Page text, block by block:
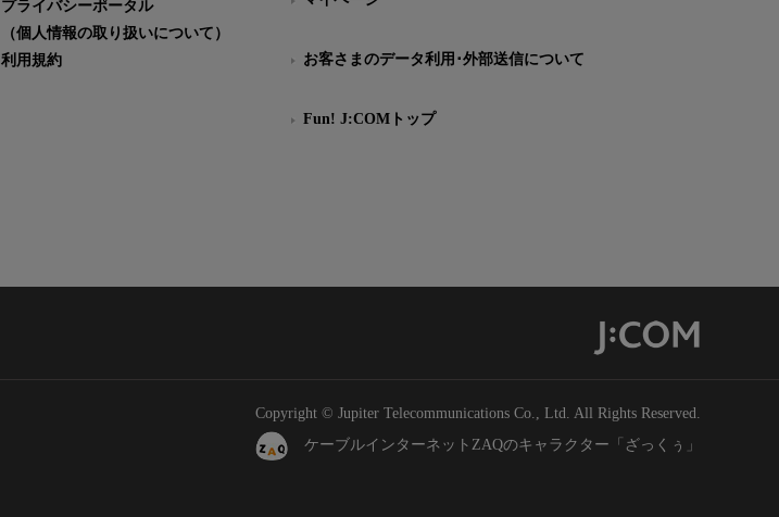
プライバシーポータル
（個人情報の取り扱いについて）
利用規約
お客さまのデータ利用･外部送信について
Fun! J:COMトップ
Copyright © Jupiter Telecommunications Co., Ltd. All Rights Reserved.
ケーブルインターネットZAQのキャラクター「ざっくぅ」